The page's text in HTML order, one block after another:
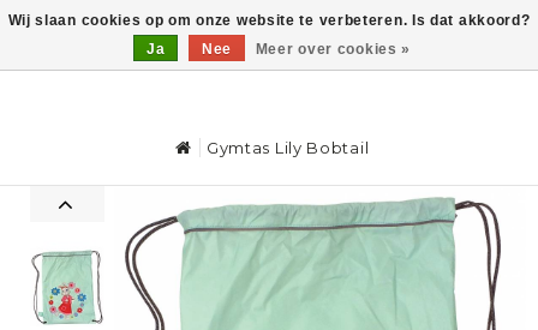
0
Gymtas Lily Bobtail
Wij slaan cookies op om onze website te verbeteren. Is dat akkoord?
Ja
Nee Meer over cookies »